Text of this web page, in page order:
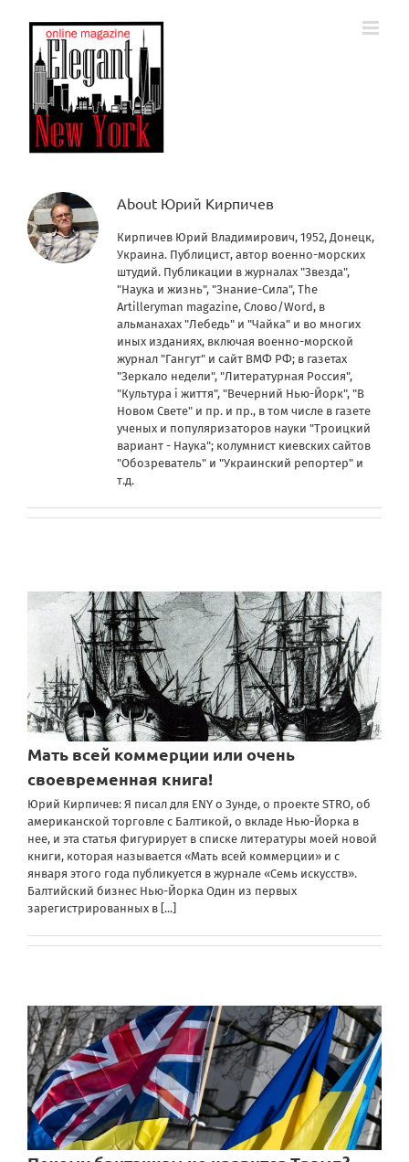
About Юрий Кирпичев
Кирпичев Юрий Владимирович, 1952, Донецк,
Украина. Публицист, автор военно-морских
штудий. Публикации в журналах "Звезда",
"Наука и жизнь", "Знание-Сила", The
Artilleryman magazine, Слово/Word, в
альманахах "Лебедь" и "Чайка" и во многих
иных изданиях, включая военно-морской
журнал "Гангут" и сайт ВМФ РФ; в газетах
"Зеркало недели", "Литературная Россия",
"Культура i життя", "Вечерний Нью-Йорк", "В
Новом Свете" и пр. и пр., в том числе в газете
ученых и популяризаторов науки "Троицкий
вариант - Наука"; колумнист киевских сайтов
"Обозреватель" и "Украинский репортер" и
т.д.
Мать всей коммерции или очень
своевременная книга!
Юрий Кирпичев: Я писал для ENY о Зунде, о проекте STRO, об
американской торговле с Балтикой, о вкладе Нью-Йорка в
нее, и эта статья фигурирует в списке литературы моей новой
книги, которая называется «Мать всей коммерции» и с
января этого года публикуется в журнале «Семь искусств».
Балтийский бизнес Нью-Йорка Один из первых
зарегистрированных в [...]